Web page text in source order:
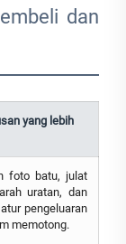
dan
yang lebih
foto batu, julat
uratan, dan
pengeluaran
memotong.